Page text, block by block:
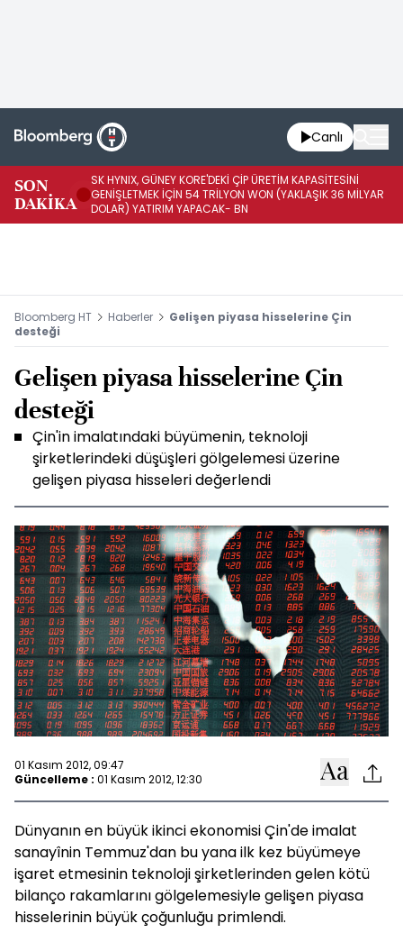
Canlı
SON
DAKİKA
SK HYNIX, GÜNEY KORE'DEKİ ÇİP ÜRETİM KAPASİTESİNİ
GENİŞLETMEK İÇİN 54 TRİLYON WON (YAKLAŞIK 36 MİLYAR
DOLAR) YATIRIM YAPACAK- BN
Bloomberg HT Haberler
Gelişen piyasa hisselerine Çin
desteği
Gelişen piyasa hisselerine Çin
desteği
Çin'in imalatındaki büyümenin, teknoloji
şirketlerindeki düşüşleri gölgelemesi üzerine
gelişen piyasa hisseleri değerlendi
01 Kasım 2012, 09:47
Güncelleme : 01 Kasım 2012, 12:30
Dünyanın en büyük ikinci ekonomisi Çin'de imalat
sanayînin Temmuz'dan bu yana ilk kez büyümeye
işaret etmesinin teknoloji şirketlerinden gelen kötü
bilanço rakamlarını gölgelemesiyle gelişen piyasa
hisselerinin büyük çoğunluğu primlendi.